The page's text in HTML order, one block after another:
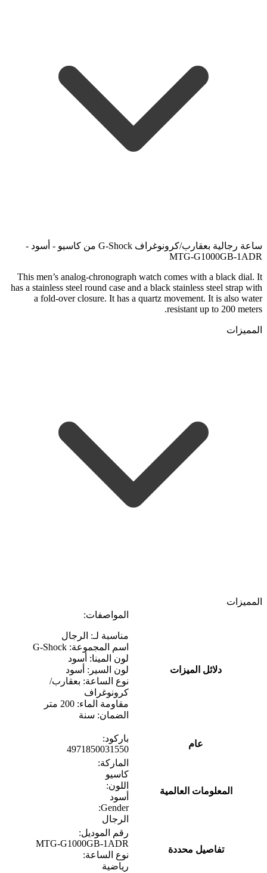
ساعة رجالية بعقارب/كرونوغراف G-Shock من كاسيو - أسود -
MTG-G1000GB-1ADR
This men’s analog-chronograph watch comes with a black dial. It
has a stainless steel round case and a black stainless steel strap with
a fold-over closure. It has a quartz movement. It is also water
resistant up to 200 meters.
المميزات
المميزات
دلائل الميزات
المواصفات:
مناسبة لـ: الرجال
اسم المجموعة: G-Shock
لون المينا: أسود
لون السير: أسود
نوع الساعة: بعقارب/
كرونوغراف
مقاومة الماء: 200 متر
​​​​​​​الضمان: سنة
عام
باركود:
4971850031550
المعلومات العالمية
الماركة:
كاسيو
اللون:
أسود
Gender:
الرجال
تفاصيل محددة
رقم الموديل:
MTG-G1000GB-1ADR
نوع الساعة:
رياضية